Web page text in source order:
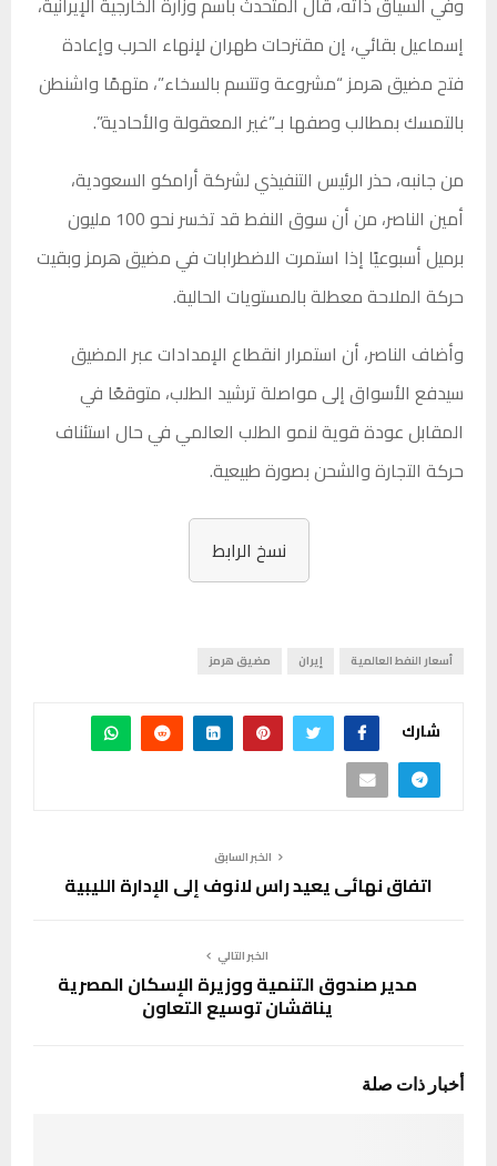
إسماعيل بقائي، إن مقترحات طهران لإنهاء الحرب وإعادة
فتح مضيق هرمز “مشروعة وتتسم بالسخاء”، متهمًا واشنطن
بالتمسك بمطالب وصفها بـ”غير المعقولة والأحادية”.
من جانبه، حذر الرئيس التنفيذي لشركة أرامكو السعودية،
أمين الناصر، من أن سوق النفط قد تخسر نحو 100 مليون
برميل أسبوعيًا إذا استمرت الاضطرابات في مضيق هرمز وبقيت
حركة الملاحة معطلة بالمستويات الحالية.
وأضاف الناصر، أن استمرار انقطاع الإمدادات عبر المضيق
سيدفع الأسواق إلى مواصلة ترشيد الطلب، متوقعًا في
المقابل عودة قوية لنمو الطلب العالمي في حال استئناف
حركة التجارة والشحن بصورة طبيعية.
نسخ الرابط
أسعار النفط العالمية إيران مضيق هرمز
شارك
الخبر السابق
اتفاق نهائي يعيد راس لانوف إلى الإدارة الليبية
الخبر التالي
مدير صندوق التنمية ووزيرة الإسكان المصرية
يناقشان توسيع التعاون
أخبار ذات صلة